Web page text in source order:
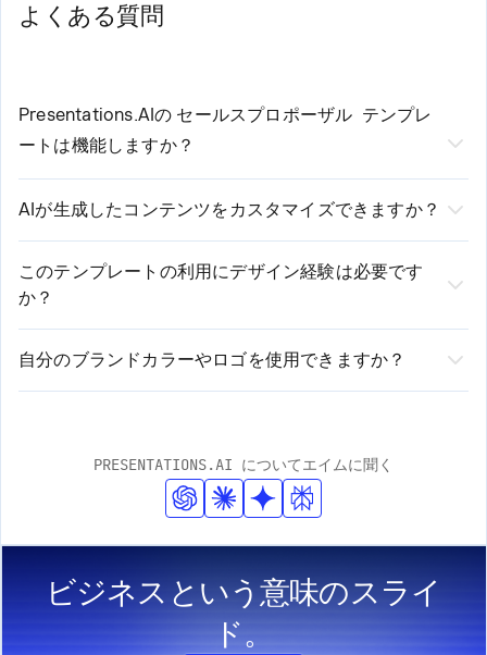
よくある質問
Presentations.AIの セールスプロポーザル テンプレ
ートは機能しますか？
当社のAI搭載セールスプロポーザルのプレゼンテ
ーションテンプレート3つの簡単なステップで作
成プロセスを効率化します。
1. テンプレートを選択し、基本的な要件を入力します
2. 当社のAIが入力内容を分析し、カスタマイズされたコンテンツ
を生成します
3. 直感的なエディターで生成されたプレゼンテーションを確認、
AIが生成したコンテンツをカスタマイズできますか？
はい、もちろんです！AIがプロ品質の初期コンテンツを
作成しますが、お客様が完全にコントロールできます。
必要に応じて、テキストの編集、レイアウトの変更、ス
タイルの調整、セクションの追加や削除が可能です。当
社のプラットフォームは、自動提案と手動カスタマイズ
の両方のオプションを提供します。
このテンプレートの利用にデザイン経験は必要です
か？
デザイン経験は不要です！弊社のAI搭載プラットフォー
ムがデザイン要素を自動的に処理します。お客様はコン
テンツに集中するだけで、弊社がプロフェッショナルで
のコンテンツに適応します。
自分のブランドカラーやロゴを使用できますか？
はい！弊社のテンプレートは、ブランドの完全なカスタ
がこれらの要素をプレゼンテーション全体に自動的に組
み込み、プロフェッショナルなデザイン基準を維持しま
す。
PRESENTATIONS.AI についてエイムに聞く
ビジネスという意味のスライ
ド。